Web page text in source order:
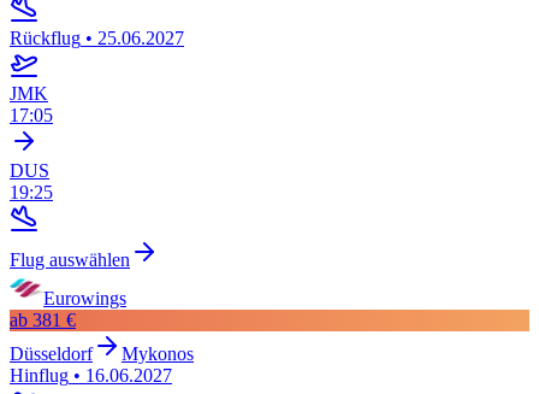
Rückflug • 25.06.2027
JMK
17:05
DUS
19:25
Flug auswählen
Eurowings
ab 381 €
Düsseldorf
Mykonos
Hinflug • 16.06.2027